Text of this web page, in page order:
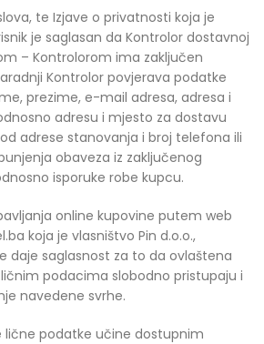
te Izjave o privatnosti koja je
je saglasan da Kontrolor dostavnoj
– Kontrolorom ima zaključen
Kontrolor povjerava podatke
prezime, e-mail adresa, adresa i
adresu i mjesto za dostavu
adrese stanovanja i broj telefona ili
obaveza iz zaključenog
isporuke robe kupcu.
online kupovine putem web
koja je vlasništvo Pin d.o.o.,
daje saglasnost za to da ovlaštena
podacima slobodno pristupaju i
navedene svrhe.
lične podatke učine dostupnim